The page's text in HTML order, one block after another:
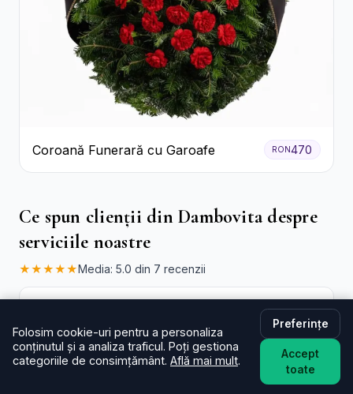
Coroană Funerară cu Garoafe RON 470
Ce spun clienții din Dambovita despre
serviciile noastre
★★★★★Media: 5.0 din 7 recenzii
Flori superbe.
Folosim cookie-uri pentru a personaliza
conținutul și a analiza traficul. Poți gestiona
categoriile de consimțământ. Află mai mult.
Preferințe
Accept
toate